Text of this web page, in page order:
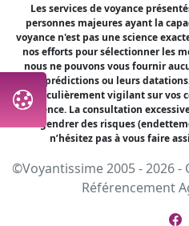
Les services de voyance
personnes majeures ayant la
voyance n'est pas une science
nos efforts pour sélectionner les
nous ne pouvons vous fournir
prédictions ou leurs
particulièrement vigilant sur vos
fréquence. La consultation
engendrer des risques
n’hésitez pas à vous faire
©Voyantissime 2005 - 2026 -
Référencement